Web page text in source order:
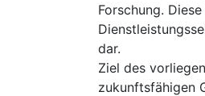
Forschung.
dar.
Ziel des
zukunftsfähigen